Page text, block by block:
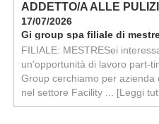
ADDETTO/A ALLE
17/07/2026
Gi group spa filiale di
FILIALE: MESTRESei
un'opportunità di lavoro part-
Group cerchiamo per azienda
nel settore Facility ... [Leggi